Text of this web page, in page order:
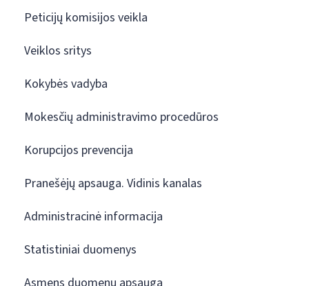
Peticijų komisijos veikla
Veiklos sritys
Kokybės vadyba
Mokesčių administravimo procedūros
Korupcijos prevencija
Pranešėjų apsauga. Vidinis kanalas
Administracinė informacija
Statistiniai duomenys
Asmens duomenų apsauga